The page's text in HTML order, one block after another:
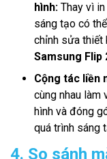
hình: Thay vì
sáng tạo có
chỉnh sửa thiết
Samsung Flip
Cộng tác liền
cùng nhau làm
hình và đóng
quá trình sáng
4. So sánh